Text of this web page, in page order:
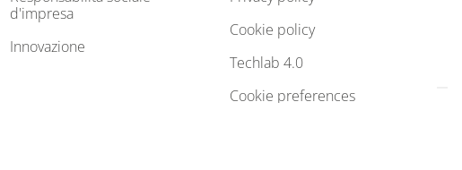
d'impresa
innovazione
cookie policy
techlab 4.0
cookie preferences